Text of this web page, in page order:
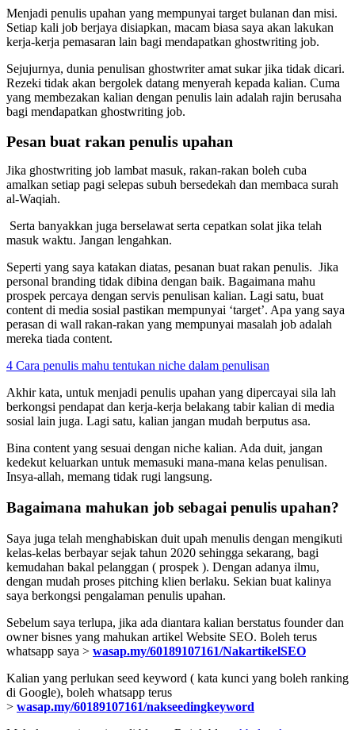
Menjadi penulis upahan yang mempunyai target bulanan dan misi.
Setiap kali job berjaya disiapkan, macam biasa saya akan lakukan
kerja-kerja pemasaran lain bagi mendapatkan ghostwriting job.
Sejujurnya, dunia penulisan ghostwriter amat sukar jika tidak dicari.
Rezeki tidak akan bergolek datang menyerah kepada kalian. Cuma
yang membezakan kalian dengan penulis lain adalah rajin berusaha
bagi mendapatkan ghostwriting job.
Pesan buat rakan penulis upahan
Jika ghostwriting job lambat masuk, rakan-rakan boleh cuba
amalkan setiap pagi selepas subuh bersedekah dan membaca surah
al-Waqiah.
Serta banyakkan juga berselawat serta cepatkan solat jika telah
masuk waktu. Jangan lengahkan.
Seperti yang saya katakan diatas, pesanan buat rakan penulis. Jika
personal branding tidak dibina dengan baik. Bagaimana mahu
prospek percaya dengan servis penulisan kalian. Lagi satu, buat
content di media sosial pastikan mempunyai ‘target’. Apa yang saya
perasan di wall rakan-rakan yang mempunyai masalah job adalah
mereka tiada content.
4 Cara penulis mahu tentukan niche dalam penulisan
Akhir kata, untuk menjadi penulis upahan yang dipercayai sila lah
berkongsi pendapat dan kerja-kerja belakang tabir kalian di media
sosial lain juga. Lagi satu, kalian jangan mudah berputus asa.
Bina content yang sesuai dengan niche kalian. Ada duit, jangan
kedekut keluarkan untuk memasuki mana-mana kelas penulisan.
Insya-allah, memang tidak rugi langsung.
Bagaimana mahukan job sebagai penulis upahan?
Saya juga telah menghabiskan duit upah menulis dengan mengikuti
kelas-kelas berbayar sejak tahun 2020 sehingga sekarang, bagi
kemudahan bakal pelanggan ( prospek ). Dengan adanya ilmu,
dengan mudah proses pitching klien berlaku. Sekian buat kalinya
saya berkongsi pengalaman penulis upahan.
Sebelum saya terlupa, jika ada diantara kalian berstatus founder dan
owner bisnes yang mahukan artikel Website SEO. Boleh terus
whatsapp saya > wasap.my/60189107161/NakartikelSEO
Kalian yang perlukan seed keyword ( kata kunci yang boleh ranking
di Google), boleh whatsapp terus
> wasap.my/60189107161/nakseedingkeyword